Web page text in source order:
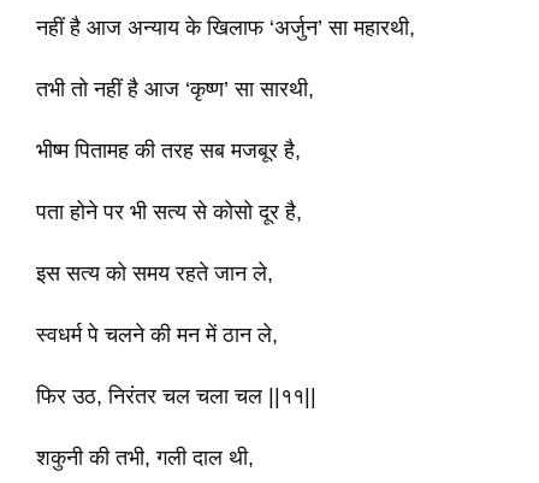
नहीं है आज अन्याय के खिलाफ ‘अर्जुन’ सा महारथी,
तभी तो नहीं है आज ‘कृष्ण’ सा सारथी,
भीष्म पितामह की तरह सब मजबूर है,
पता होने पर भी सत्य से कोसो दूर है,
इस सत्य को समय रहते जान ले,
स्वधर्म पे चलने की मन में ठान ले,
फिर उठ, निरंतर चल चला चल ||११||
शकुनी की तभी, गली दाल थी,